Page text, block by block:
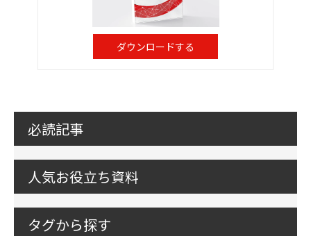
ダウンロードする
必読記事
人気お役立ち資料
タグから探す